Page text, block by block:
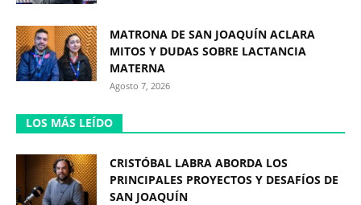
MATRONA DE SAN JOAQUÍN ACLARA
MITOS Y DUDAS SOBRE LACTANCIA
MATERNA
Agosto 7, 2026
LOS MÁS LEÍDO
CRISTÓBAL LABRA ABORDA LOS
PRINCIPALES PROYECTOS Y DESAFÍOS DE
SAN JOAQUÍN